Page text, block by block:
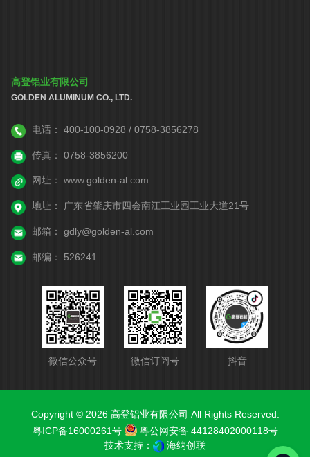
高登铝业有限公司
GOLDEN ALUMINUM CO., LTD.
电话： 400-100-0928 / 0758-3856278
传真： 0758-3856200
网址： www.golden-al.com
地址： 广东省肇庆市四会南江工业园工业大道21号
邮箱： gdly@golden-al.com
邮编： 526241
微信公众号 微信订阅号 抖音
Copyright © 2026 高登铝业有限公司 All Rights Reserved.
粤ICP备16000261号
粤公网安备 44128402000118号
技术支持：
海纳创联